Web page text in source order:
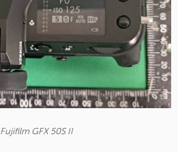
Fujifilm GFX 50S II